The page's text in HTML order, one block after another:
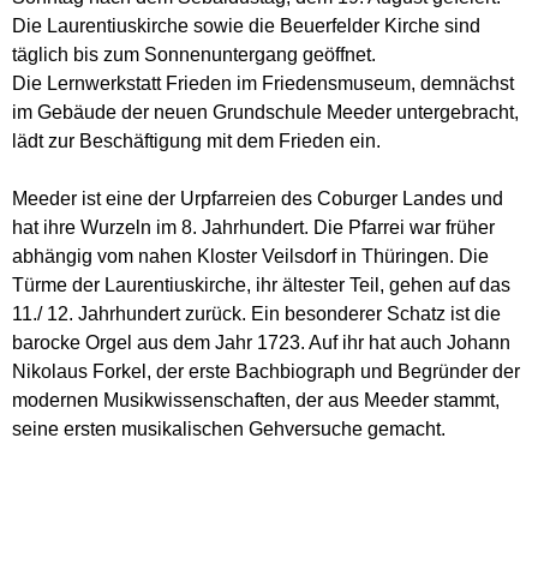
Die Laurentiuskirche sowie die Beuerfelder Kirche sind
täglich bis zum Sonnenuntergang geöffnet.
Die Lernwerkstatt Frieden im Friedensmuseum, demnächst
im Gebäude der neuen Grundschule Meeder untergebracht,
lädt zur Beschäftigung mit dem Frieden ein.
Meeder ist eine der Urpfarreien des Coburger Landes und
hat ihre Wurzeln im 8. Jahrhundert. Die Pfarrei war früher
abhängig vom nahen Kloster Veilsdorf in Thüringen. Die
Türme der Laurentiuskirche, ihr ältester Teil, gehen auf das
11./ 12. Jahrhundert zurück. Ein besonderer Schatz ist die
barocke Orgel aus dem Jahr 1723. Auf ihr hat auch Johann
Nikolaus Forkel, der erste Bachbiograph und Begründer der
modernen Musikwissenschaften, der aus Meeder stammt,
seine ersten musikalischen Gehversuche gemacht.